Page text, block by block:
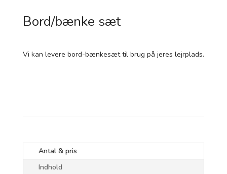
Bord/bænke sæt
Vi kan levere bord-bænkesæt til brug på jeres lejrplads.
Antal & pris
Indhold